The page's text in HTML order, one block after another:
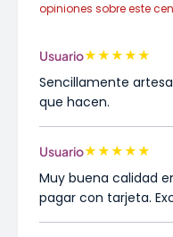
opiniones sobre este
Usuario★★★★★
Sencillamente
que hacen.
Usuario★★★★★
Muy buena calidad
pagar con tarjeta.